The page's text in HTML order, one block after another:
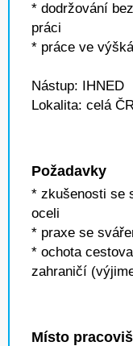
* dodržování
práci
* práce ve
Nástup: IHNED
Lokalita: celá
Požadavky
* zkušenosti se
oceli
* praxe se
* ochota
zahraničí
Místo